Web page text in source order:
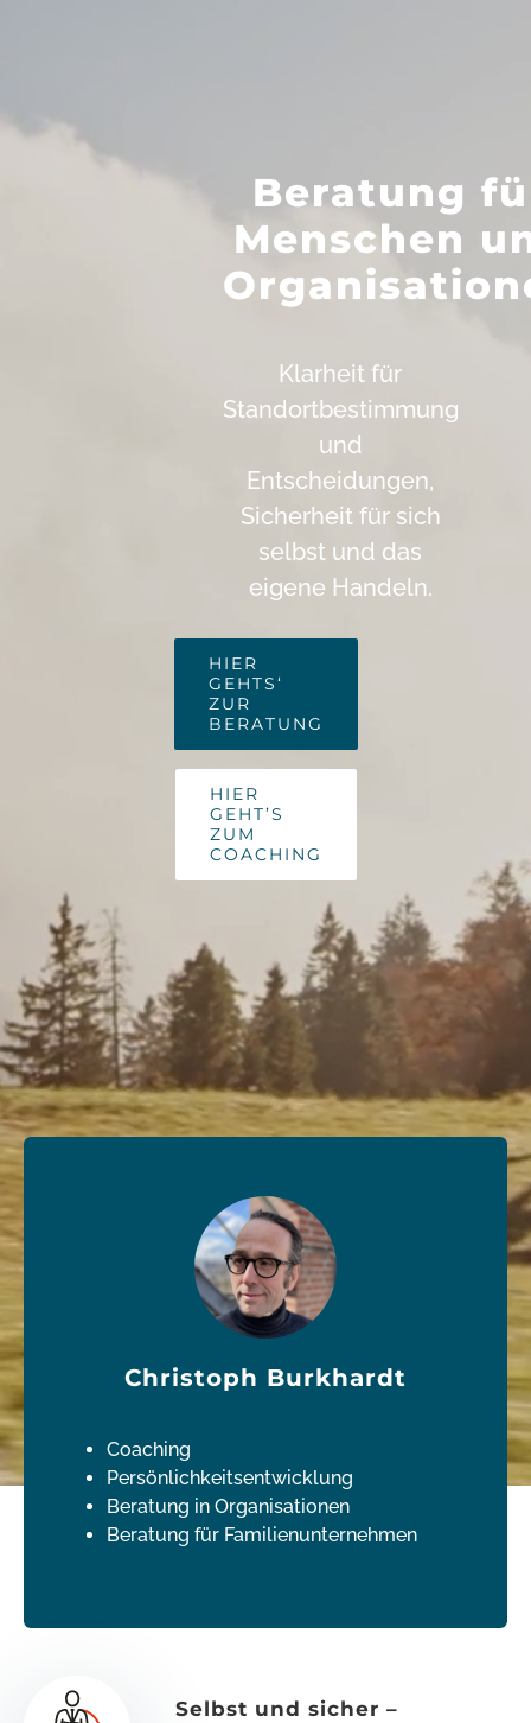
Beratung
Menschen
Klarheit für
Standortbestimmung
und
Entscheidungen,
Sicherheit für sich
selbst und das
eigene Handeln.
HIER
GEHTS‘
ZUR
BERATUNG
HIER
GEHT’S
ZUM
COACHING
Christoph Burkhardt
Coaching
Persönlichkeitsentwicklung
Beratung in Organisationen
Beratung für Familienunternehmen
Selbst und sicher –